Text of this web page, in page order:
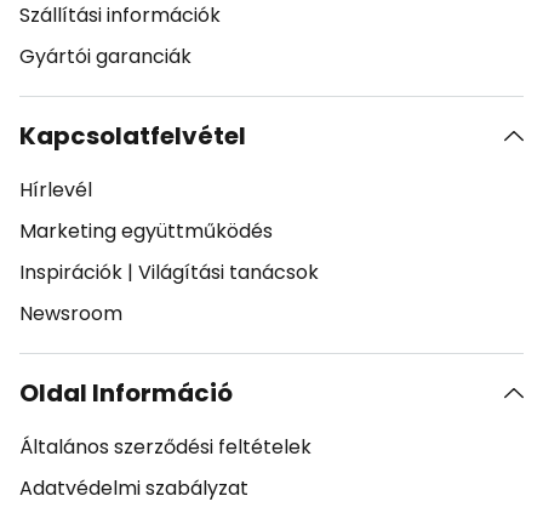
Szállítási információk
Gyártói garanciák
Kapcsolatfelvétel
Hírlevél
Marketing együttműködés
Inspirációk | Világítási tanácsok
Newsroom
Oldal Információ
Általános szerződési feltételek
Adatvédelmi szabályzat